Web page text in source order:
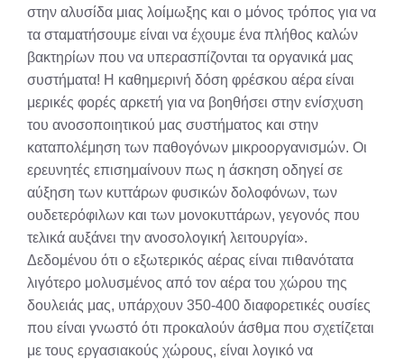
στην αλυσίδα μιας λοίμωξης και ο μόνος τρόπος για να
τα σταματήσουμε είναι να έχουμε ένα πλήθος καλών
βακτηρίων που να υπερασπίζονται τα οργανικά μας
συστήματα! Η καθημερινή δόση φρέσκου αέρα είναι
μερικές φορές αρκετή για να βοηθήσει στην ενίσχυση
του ανοσοποιητικού μας συστήματος και στην
καταπολέμηση των παθογόνων μικροοργανισμών. Οι
ερευνητές επισημαίνουν πως η άσκηση οδηγεί σε
αύξηση των κυττάρων φυσικών δολοφόνων, των
ουδετερόφιλων και των μονοκυττάρων, γεγονός που
τελικά αυξάνει την ανοσολογική λειτουργία».
Δεδομένου ότι ο εξωτερικός αέρας είναι πιθανότατα
λιγότερο μολυσμένος από τον αέρα του χώρου της
δουλειάς μας, υπάρχουν 350-400 διαφορετικές ουσίες
που είναι γνωστό ότι προκαλούν άσθμα που σχετίζεται
με τους εργασιακούς χώρους, είναι λογικό να